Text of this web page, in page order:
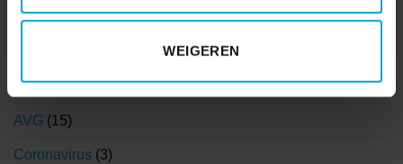
WEIGEREN
AFAS(7)
AVG (15)
Coronavirus (3)